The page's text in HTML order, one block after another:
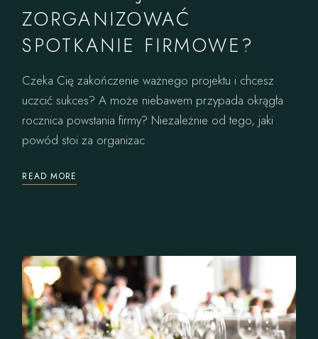
ZORGANIZOWAĆ
SPOTKANIE FIRMOWE?
Czeka Cię zakończenie ważnego projektu i chcesz
uczcić sukces? A może niebawem przypada okrągła
rocznica powstania firmy? Niezależnie od tego, jaki
powód stoi za organizac
READ MORE